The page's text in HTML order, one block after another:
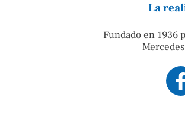
La
Fundado en 1936